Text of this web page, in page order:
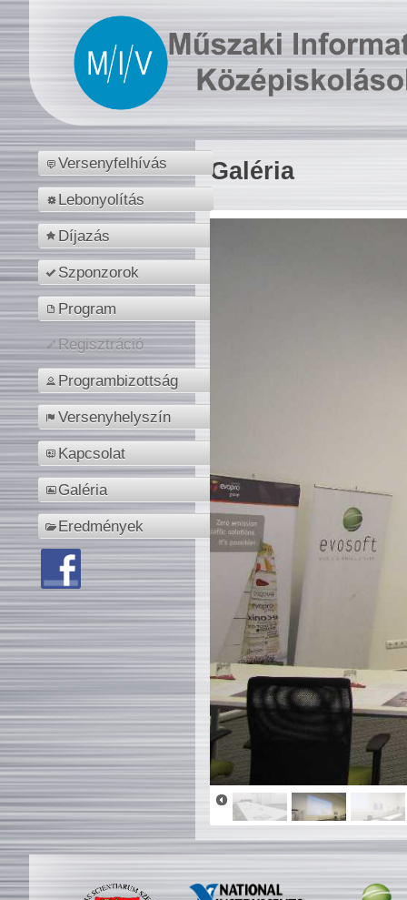
Versenyfelhívás
Lebonyolítás
Díjazás
Szponzorok
Program
Regisztráció
Programbizottság
Versenyhelyszín
Kapcsolat
Galéria
Eredmények
Galéria